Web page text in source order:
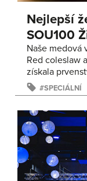
Nejlepší
SOU100
Naše medová
Red coleslaw
získala
SPECIÁLNÍ